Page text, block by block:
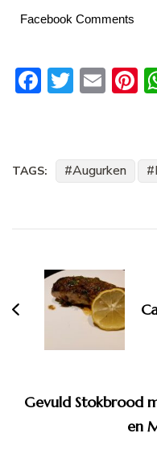
Facebook Comments
Facebook
TAGS: Augurken
navigatie
Gevuld Stokbrood
en